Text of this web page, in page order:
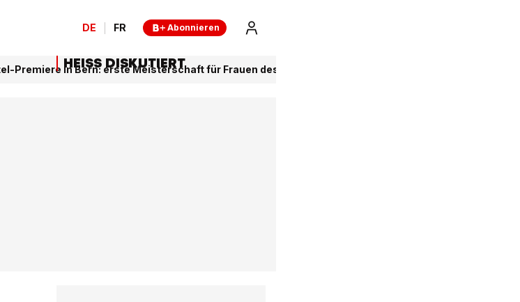
DE FR Abonnieren
Premiere in Bern: erste Meisterschaft für Frauen des SCB
HEISS DISKUTIERT